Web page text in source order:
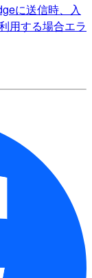
に送信時、入
用する場合エラ